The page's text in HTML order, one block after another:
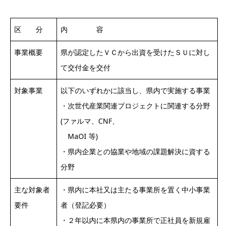
区 分 内 容
事業概要
県が認定したＶＣから出資を受けたＳＵに対し
て交付金を交付
対象事業
以下のいずれかに該当し、県内で実施する事業
・次世代産業関連プロジェクトに関連する分野
(ファルマ、CNF、
MaOI 等)
・県内企業との協業や地域の課題解決に資する
分野
主な対象者
要件
・県内に本社又は主たる事業所を置く中小事業
者（登記必要）
・２年以内に本県内の事業所で正社員を新規雇